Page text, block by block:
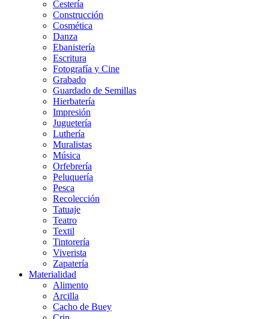
Cestería
Construcción
Cosmética
Danza
Ebanistería
Escritura
Fotografía y Cine
Grabado
Guardado de Semillas
Hierbatería
Impresión
Juguetería
Luthería
Muralistas
Música
Orfebrería
Peluquería
Pesca
Recolección
Tatuaje
Teatro
Textil
Tintorería
Viverista
Zapatería
Materialidad
Alimento
Arcilla
Cacho de Buey